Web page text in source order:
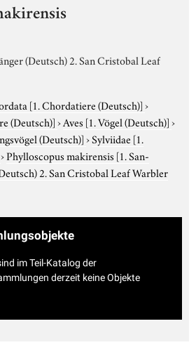
(Deutsch) 2. San Cristobal Leaf
[1. Chordatiere (Deutsch)]›
(Deutsch)]›Aves [1. Vögel (Deutsch)]›
(Deutsch)]›Sylviidae [1.
›Phylloscopus makirensis [1. San-
2. San Cristobal Leaf Warbler
im Teil-Katalog der
derzeit keine Objekte